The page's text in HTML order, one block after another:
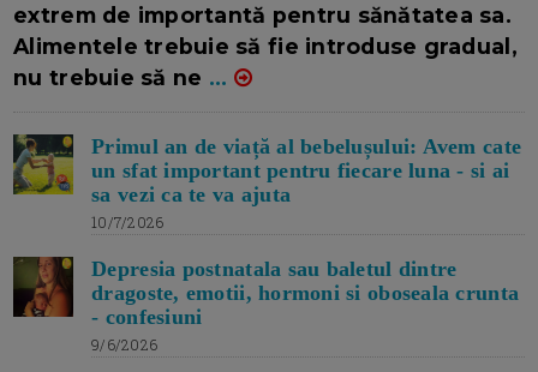
extrem de importantă pentru sănătatea sa.
Alimentele trebuie să fie introduse gradual,
nu trebuie să ne ...
Primul an de viață al bebelușului: Avem cate
un sfat important pentru fiecare luna - si ai
sa vezi ca te va ajuta
10/7/2026
Depresia postnatala sau baletul dintre
dragoste, emotii, hormoni si oboseala crunta
- confesiuni
9/6/2026